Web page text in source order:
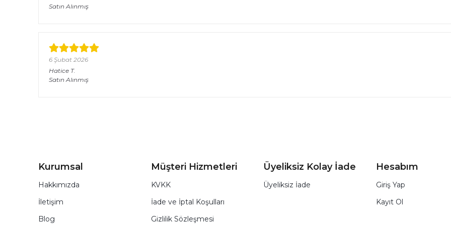
Satın Alınmış
6 Şubat 2026
Hatice T.
Satın Alınmış
Kurumsal
Hakkımızda
İletişim
Blog
Müşteri Hizmetleri
KVKK
İade ve İptal Koşulları
Gizlilik Sözleşmesi
Üyeliksiz Kolay İade
Üyeliksiz İade
Hesabım
Giriş Yap
Kayıt Ol